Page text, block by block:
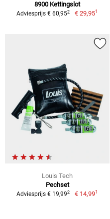
8900 Kettingslot
Adviesprijs € 60,952 € 29,951
Louis Tech
Pechset
Adviesprijs € 19,992 € 14,991